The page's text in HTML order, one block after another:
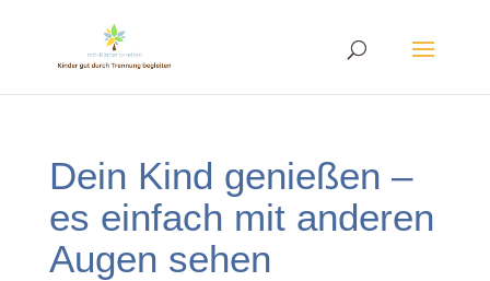
Dein Kind genießen –
es einfach mit anderen
Augen sehen